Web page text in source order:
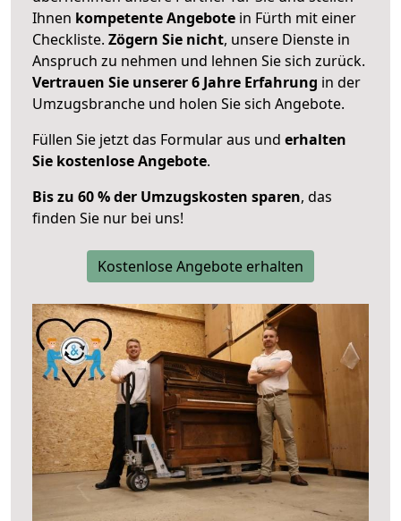
Ihnen kompetente Angebote in Fürth mit einer
Checkliste. Zögern Sie nicht, unsere Dienste in
Anspruch zu nehmen und lehnen Sie sich zurück.
Vertrauen Sie unserer 6 Jahre Erfahrung in der
Umzugsbranche und holen Sie sich Angebote.
Füllen Sie jetzt das Formular aus und erhalten
Sie kostenlose Angebote.
Bis zu 60 % der Umzugskosten sparen, das
finden Sie nur bei uns!
Kostenlose Angebote erhalten